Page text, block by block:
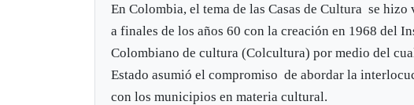
En Colombia, el tema de las Casas de Cultura se hizo
a finales de los años 60 con la creación en 1968 del
Colombiano de cultura (Colcultura) por medio del
Estado asumió el compromiso de abordar la
con los municipios en materia cultural.